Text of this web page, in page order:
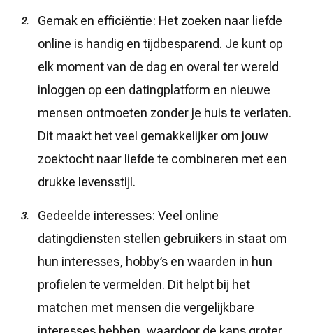
Gemak en efficiëntie: Het zoeken naar liefde
online is handig en tijdbesparend. Je kunt op
elk moment van de dag en overal ter wereld
inloggen op een datingplatform en nieuwe
mensen ontmoeten zonder je huis te verlaten.
Dit maakt het veel gemakkelijker om jouw
zoektocht naar liefde te combineren met een
drukke levensstijl.
Gedeelde interesses: Veel online
datingdiensten stellen gebruikers in staat om
hun interesses, hobby’s en waarden in hun
profielen te vermelden. Dit helpt bij het
matchen met mensen die vergelijkbare